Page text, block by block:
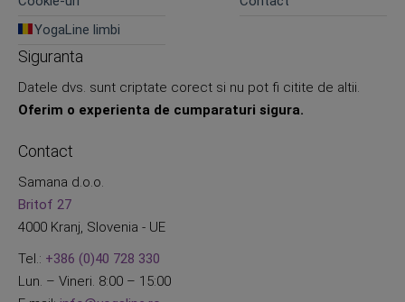
YogaLine limbi
Siguranta
Datele dvs. sunt criptate corect si nu pot fi citite de altii.
Oferim o experienta de cumparaturi sigura.
Contact
Samana d.o.o.
Britof 27
4000 Kranj, Slovenia - UE
Tel.: +386 (0)40 728 330
Lun. – Vineri. 8:00 – 15:00